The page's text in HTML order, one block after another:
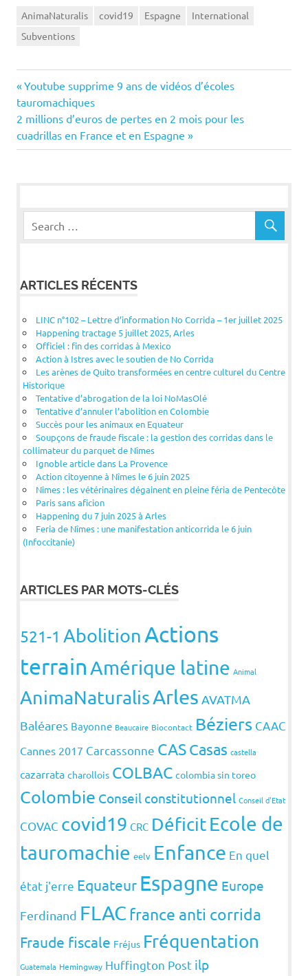
AnimaNaturalis covid19 Espagne
International
Subventions
Navigation
de
l’article
Previous
Post:
Youtube supprime 9 ans de vidéos d’écoles
tauromachiques
Next
Post:
2 millions d’euros de pertes en 2 mois pour les
cuadrillas en France et en Espagne
ARTICLES RÉCENTS
LINC n°102 – Lettre d’information No Corrida – 1er juillet 2025
Happening tractage 5 juillet 2025, Arles
Officiel : fin des corridas à Mexico
Action à Istres avec le soutien de No Corrida
Les arènes de Quito transformées en centre culturel du Centre
Historique
Tentative d’abrogation de la loi NoMasOlé
Tentative d’annuler l’abolition en Colombie
Succès pour les animaux en Equateur
Soupçons de fraude fiscale : la gestion des corridas dans le
collimateur du parquet de Nîmes
Ignoble article dans La Provence
Action citoyenne à Nîmes le 6 juin 2025
Nîmes : les vétérinaires dégainent en pleine féria de Pentecôte
Paris sans aficion
Happening du 7 juin 2025 à Arles
Feria de Nîmes : une manifestation anticorrida le 6 juin
(Infoccitanie)
ARTICLES PAR MOTS-CLÉS
521-1 AbolitionActions
terrainAmérique latine Animal
AnimaNaturalisArles AVATMA
Baléares Bayonne Beaucaire Biocontact Béziers CAAC
Cannes 2017 Carcassonne CASCasas castella
cazarrata charollois COLBAC colombia sin toreo
Colombie Conseil constitutionnel Conseil d'Etat
COVAC covid19 CRC DéficitEcole de
tauromachie eelv Enfance En quel
état j'erre Equateur Espagne Europe
Ferdinand FLAC france anti corrida
Fraude fiscale Fréjus Fréquentation
Guatemala Hemingway Huffington Post ilp